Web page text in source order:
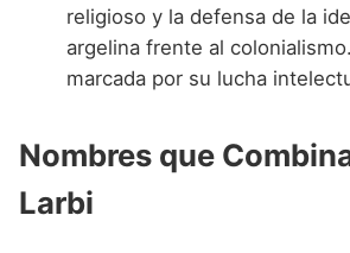
religioso y la defensa de la
argelina frente al
marcada por su lucha
Nombres que
Larbi